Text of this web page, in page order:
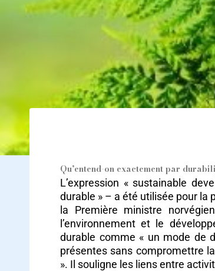
Qu’entend-on exactement par
L’expression « sustainable
durable » – a été utilisée pour la
la Première ministre
l’environnement et le
durable comme « un mode de
présentes sans compromettre
». Il souligne les liens entre